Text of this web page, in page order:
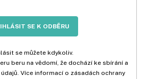
SE K ODBĚRU
se můžete kdykoliv.
beru na vědomí, že dochází ke sbírání a
Více informací o zásadách ochrany